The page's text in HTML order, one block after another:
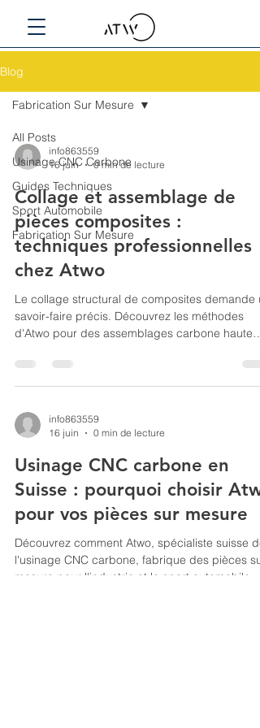
Blog
All Posts
Usinage CNC Carbone
Guides Techniques
Sport Automobile
Fabrication Sur Mesure
Fabrication Sur Mesure
info863559
16 juin
0 min de lecture
Collage et assemblage de
pièces composites :
techniques professionnelles
chez Atwo
Le collage structural de composites demande
savoir-faire précis. Découvrez les méthodes
d'Atwo pour des assemblages carbone haute
info863559
16 juin
0 min de lecture
Usinage CNC carbone en
Suisse : pourquoi choisir
pour vos pièces sur mesure
Découvrez comment Atwo, spécialiste suisse de
l'usinage CNC carbone, fabrique des pièces sur
mesure pour l'industrie et le sport automobile.